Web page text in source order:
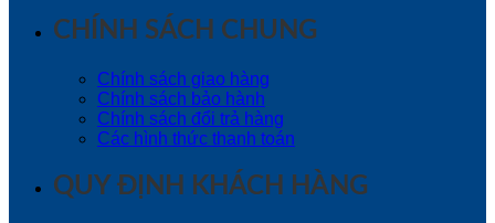
CHÍNH SÁCH CHUNG
Chính sách giao hàng
Chính sách bảo hành
Chính sách đổi trả hàng
Các hình thức thanh toán
QUY ĐỊNH KHÁCH HÀNG